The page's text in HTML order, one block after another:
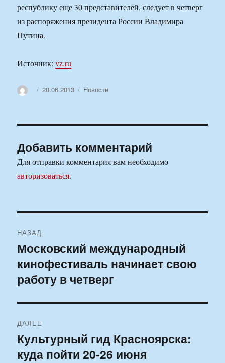
республику еще 30 представителей, следует в четверг
из распоряжения президента России Владимира
Путина.
Источник:vz.ru
АвторОпубликовано
20.06.2013 Рубрики
Новости
Добавить комментарий
Для отправки комментария вам необходимо
авторизоваться.
по
записям
НАЗАД
Предыдущая
запись:
Московский международный
кинофестиваль начинает свою
работу в четверг
ДАЛЕЕ
Следующая
запись:
Культурный гид Красноярска:
куда пойти 20-26 июня